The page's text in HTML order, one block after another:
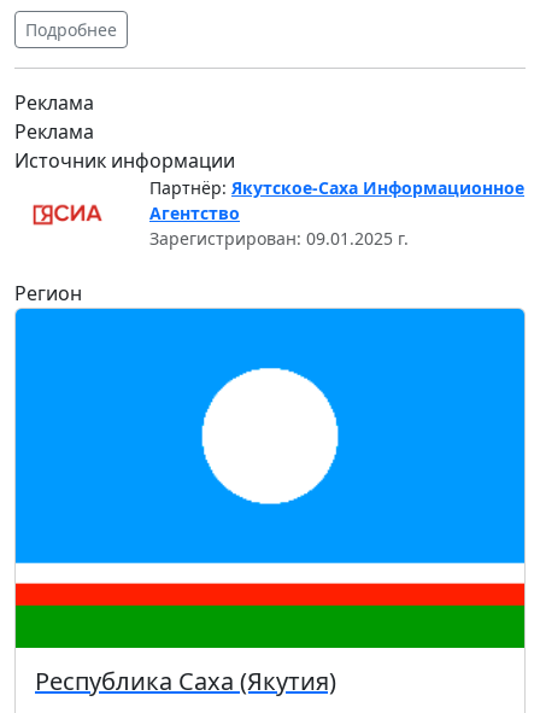
Подробнее
Реклама
Реклама
Источник информации
Партнёр: Якутское-Саха Информационное
Агентство
Зарегистрирован: 09.01.2025 г.
Регион
Республика Саха (Якутия)